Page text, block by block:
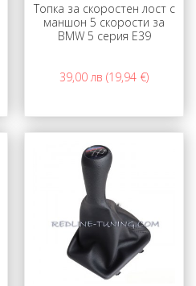
Топка за скоростен лост с
маншон 5 скорости за
BMW 5 серия E39
39,00 лв (19,94 €)